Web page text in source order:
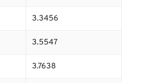
3.3456
3.5547
3.7638